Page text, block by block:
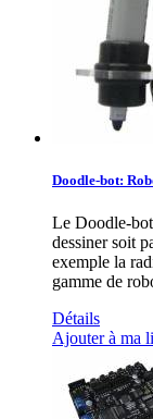
Doodle-bot:
Le Doodle-
dessiner soit
exemple la
gamme de
Détails
Ajouter à ma